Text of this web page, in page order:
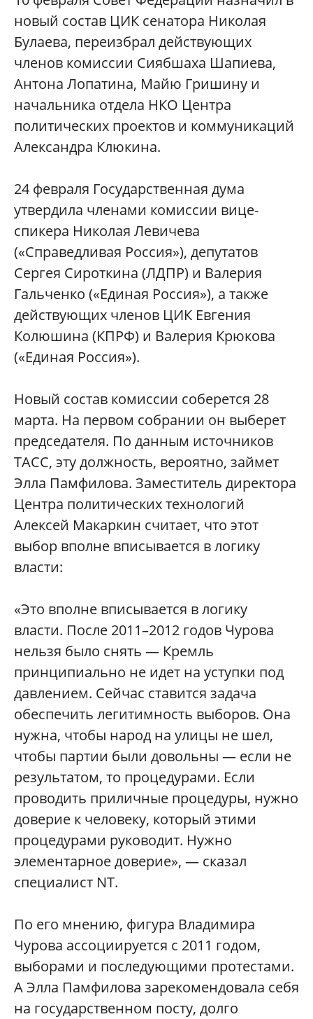
новый состав ЦИК сенатора Николая
Булаева, переизбрал действующих
членов комиссии Сиябшаха Шапиева,
Антона Лопатина, Майю Гришину и
начальника отдела НКО Центра
политических проектов и коммуникаций
Александра Клюкина.
24 февраля Государственная дума
утвердила членами комиссии вице-
спикера Николая Левичева
(«Справедливая Россия»), депутатов
Сергея Сироткина (ЛДПР) и Валерия
Гальченко («Единая Россия»), а также
действующих членов ЦИК Евгения
Колюшина (КПРФ) и Валерия Крюкова
(«Единая Россия»).
Новый состав комиссии соберется 28
марта. На первом собрании он выберет
председателя. По данным источников
ТАСС, эту должность, вероятно, займет
Элла Памфилова. Заместитель директора
Центра политических технологий
Алексей Макаркин считает, что этот
выбор вполне вписывается в логику
власти:
«Это вполне вписывается в логику
власти. После 2011–2012 годов Чурова
нельзя было снять — Кремль
принципиально не идет на уступки под
давлением. Сейчас ставится задача
обеспечить легитимность выборов. Она
нужна, чтобы народ на улицы не шел,
чтобы партии были довольны — если не
результатом, то процедурами. Если
проводить приличные процедуры, нужно
доверие к человеку, который этими
процедурами руководит. Нужно
элементарное доверие», — сказал
специалист NT.
По его мнению, фигура Владимира
Чурова ассоциируется с 2011 годом,
выборами и последующими протестами.
А Элла Памфилова зарекомендовала себя
на государственном посту, долго